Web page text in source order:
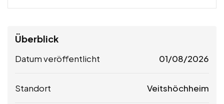
Überblick
Datum veröffentlicht 01/08/2026
Standort Veitshöchheim